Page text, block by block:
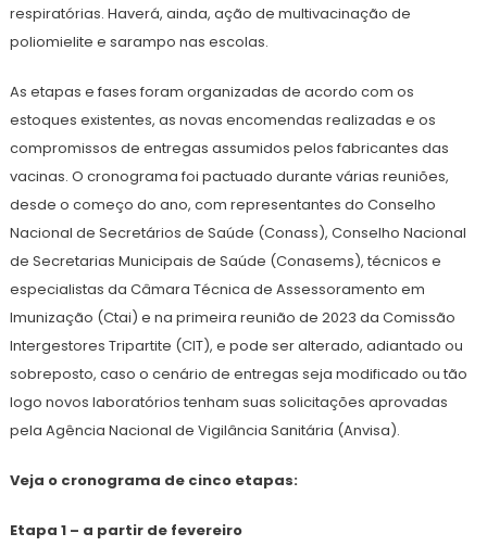
respiratórias. Haverá, ainda, ação de multivacinação de
poliomielite e sarampo nas escolas.
As etapas e fases foram organizadas de acordo com os
estoques existentes, as novas encomendas realizadas e os
compromissos de entregas assumidos pelos fabricantes das
vacinas. O cronograma foi pactuado durante várias reuniões,
desde o começo do ano, com representantes do Conselho
Nacional de Secretários de Saúde (Conass), Conselho Nacional
de Secretarias Municipais de Saúde (Conasems), técnicos e
especialistas da Câmara Técnica de Assessoramento em
Imunização (Ctai) e na primeira reunião de 2023 da Comissão
Intergestores Tripartite (CIT), e pode ser alterado, adiantado ou
sobreposto, caso o cenário de entregas seja modificado ou tão
logo novos laboratórios tenham suas solicitações aprovadas
pela Agência Nacional de Vigilância Sanitária (Anvisa).
Veja o cronograma de cinco etapas:
Etapa 1 – a partir de fevereiro